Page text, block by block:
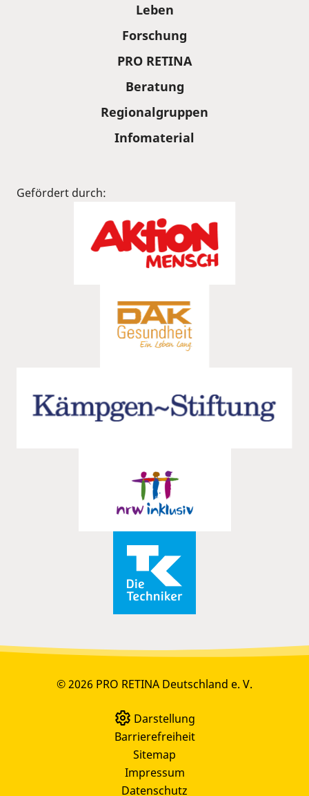
Leben
Forschung
PRO RETINA
Beratung
Regionalgruppen
Infomaterial
Gefördert durch:
© 2026 PRO RETINA Deutschland e. V.
Darstellung
Barrierefreiheit
Sitemap
Impressum
Datenschutz